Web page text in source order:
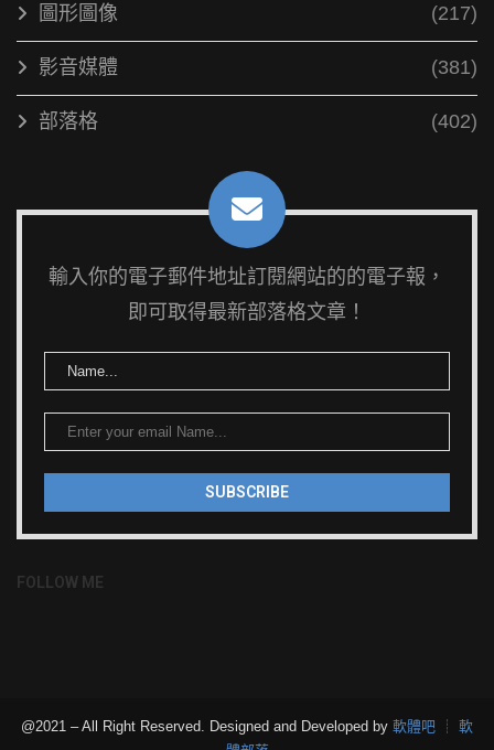
圖形圖像 (217)
影音媒體 (381)
部落格 (402)
輸入你的電子郵件地址訂閱網站的的電子報，
即可取得最新部落格文章！
FOLLOW ME
@2021 – All Right Reserved. Designed and Developed by 軟體吧 ┊ 軟